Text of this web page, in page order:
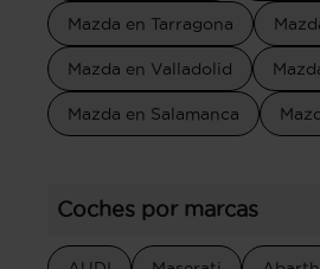
Mazda en Tarragona
Mazda en Valladolid
Mazda en Salamanca
Coches por marcas